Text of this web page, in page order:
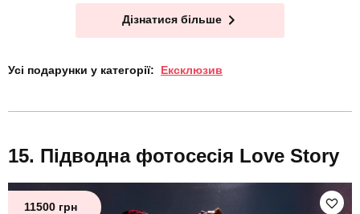
Дізнатися більше
Усі подарунки у категорії: Ексклюзив
Підводна фотосесія Love Story
11500 грн